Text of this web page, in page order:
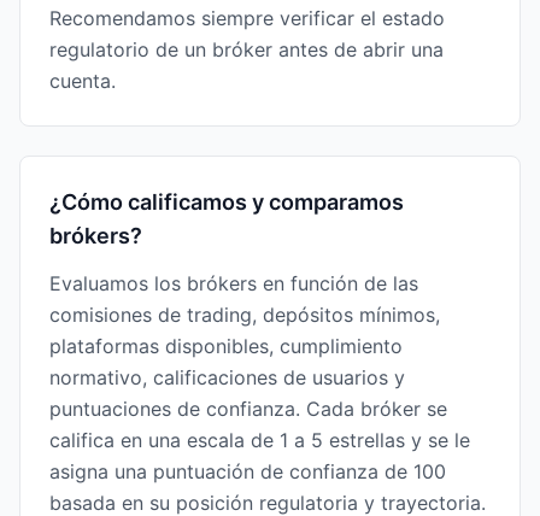
Recomendamos siempre verificar el estado
regulatorio de un bróker antes de abrir una
cuenta.
¿Cómo calificamos y comparamos
brókers?
Evaluamos los brókers en función de las
comisiones de trading, depósitos mínimos,
plataformas disponibles, cumplimiento
normativo, calificaciones de usuarios y
puntuaciones de confianza. Cada bróker se
califica en una escala de 1 a 5 estrellas y se le
asigna una puntuación de confianza de 100
basada en su posición regulatoria y trayectoria.